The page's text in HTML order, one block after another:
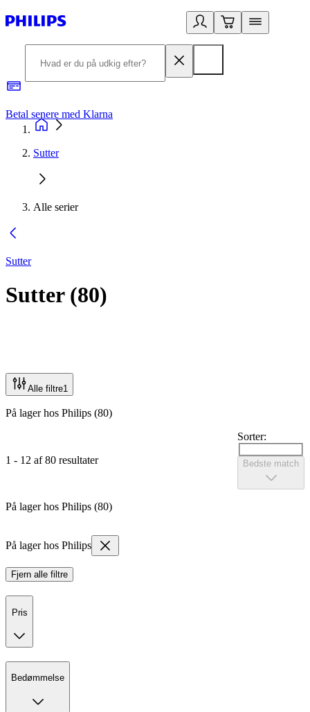
Betal senere med Klarna
Sutter
Alle serier
Sutter
Sutter(80)
Alle filtre1
På lager hos Philips (80)
1 - 12 af 80 resultater
Sorter:
Bedste match
På lager hos Philips (80)
På lager hos Philips
Fjern alle filtre
Pris
Bedømmelse